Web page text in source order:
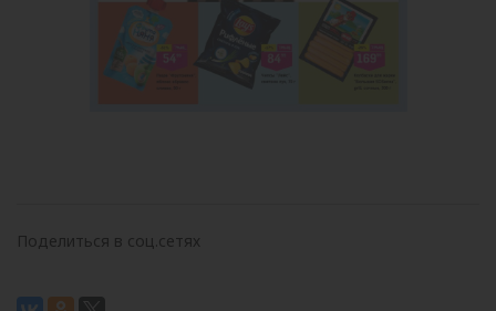
Поделиться в соц.сетях